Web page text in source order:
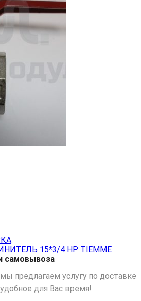
15*3/4 НР TIEMME
самовывоза
предлагаем услугу по доставке
для Вас время!